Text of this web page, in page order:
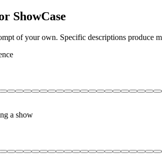
ShowCase
of your own. Specific descriptions produce
a show